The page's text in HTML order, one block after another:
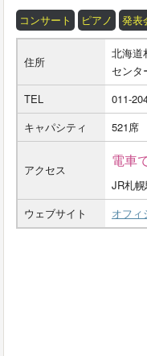
コンサート ピアノ 発表
住所
北海
センタ
TEL
011-
キャパシティ
521席
アクセス
電車
JR札
ウェブサイト
オフィ